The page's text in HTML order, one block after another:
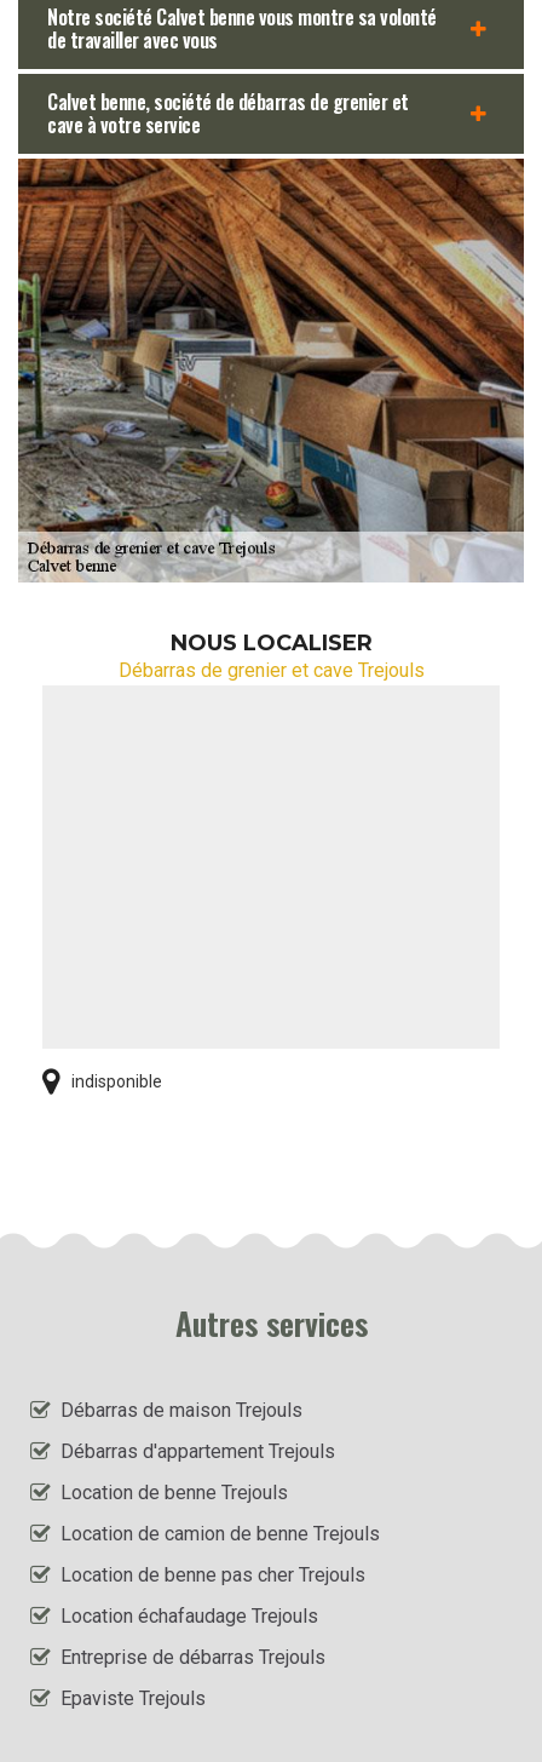
Notre société Calvet benne vous montre sa volonté
de travailler avec vous
Calvet benne, société de débarras de grenier et
cave à votre service
NOUS LOCALISER
Débarras de grenier et cave Trejouls
indisponible
Autres services
Débarras de maison Trejouls
Débarras d'appartement Trejouls
Location de benne Trejouls
Location de camion de benne Trejouls
Location de benne pas cher Trejouls
Location échafaudage Trejouls
Entreprise de débarras Trejouls
Epaviste Trejouls